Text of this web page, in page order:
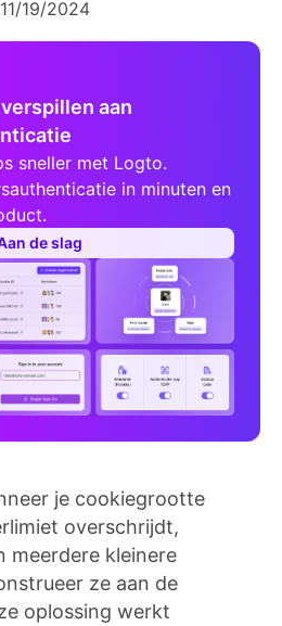
11/19/2024
aan
sneller met Logto.
in minuten en
de slag
je cookiegrootte
overschrijdt,
meerdere kleinere
ze aan de
oplossing werkt